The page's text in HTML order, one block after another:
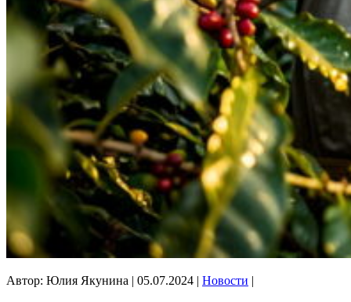
Автор: Юлия Якунина | 05.07.2024 | Новости |